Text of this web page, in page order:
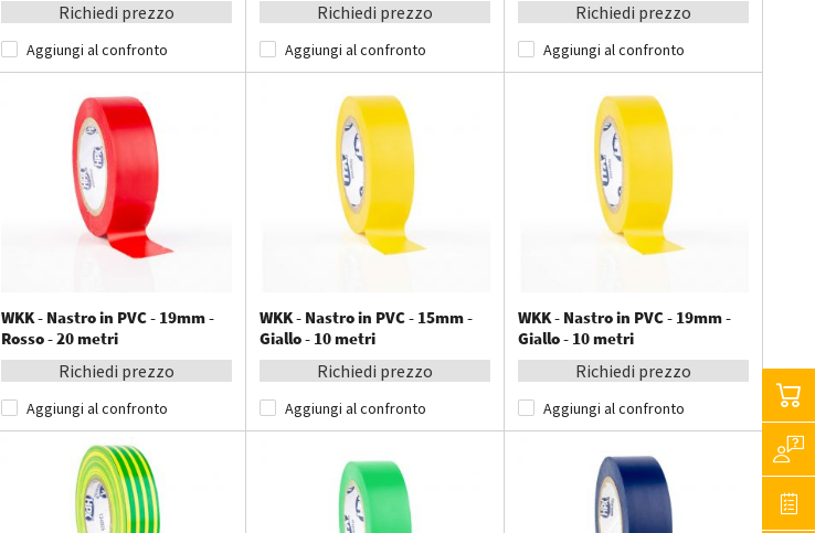
Richiedi prezzo
Aggiungi al confronto
Richiedi prezzo
Aggiungi al confronto
Richiedi prezzo
Aggiungi al confronto
WKK - Nastro in PVC - 19mm -
Rosso - 20 metri
Richiedi prezzo
Aggiungi al confronto
WKK - Nastro in PVC - 15mm -
Giallo - 10 metri
Richiedi prezzo
Aggiungi al confronto
WKK - Nastro in PVC - 19mm -
Giallo - 10 metri
Richiedi prezzo
Aggiungi al confronto